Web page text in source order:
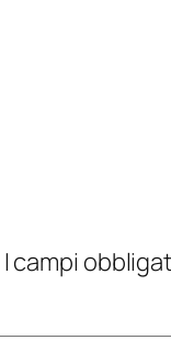
I campi